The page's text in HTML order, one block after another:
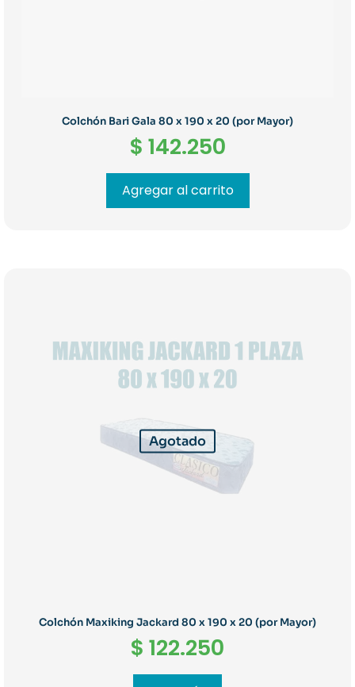
Colchón Bari Gala 80 x 190 x 20 (por Mayor)
$ 142.250
Agregar al carrito
Agotado
Colchón Maxiking Jackard 80 x 190 x 20 (por Mayor)
$ 122.250